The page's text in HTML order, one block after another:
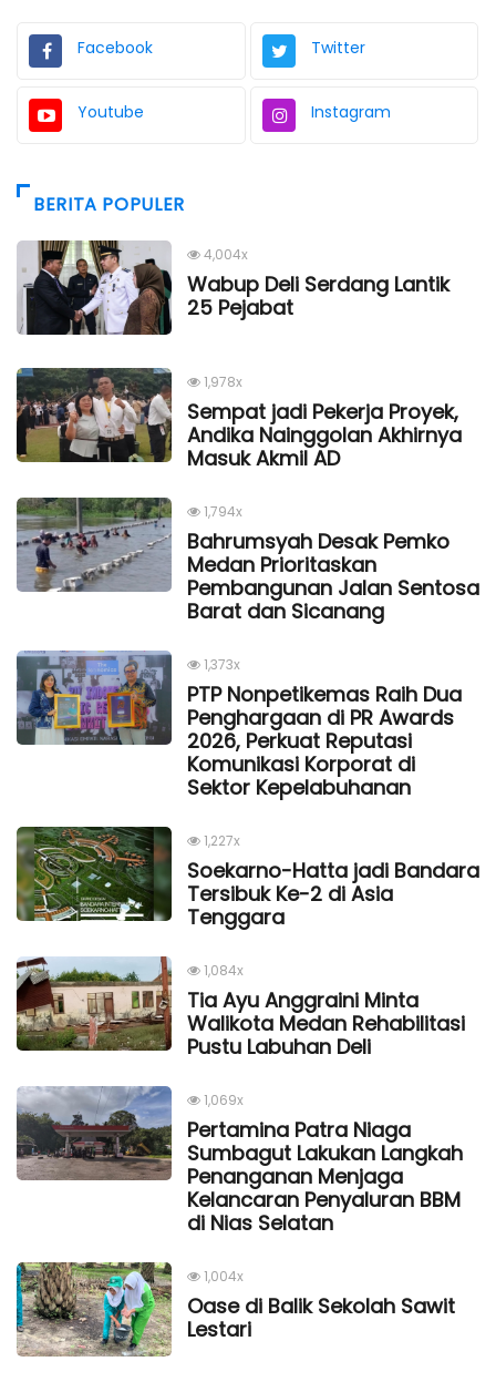
Facebook Twitter
Youtube Instagram
BERITA POPULER
4,004x
Wabup Deli Serdang Lantik
25 Pejabat
1,978x
Sempat jadi Pekerja Proyek,
Andika Nainggolan Akhirnya
Masuk Akmil AD
1,794x
Bahrumsyah Desak Pemko
Medan Prioritaskan
Pembangunan Jalan Sentosa
Barat dan Sicanang
1,373x
PTP Nonpetikemas Raih Dua
Penghargaan di PR Awards
2026, Perkuat Reputasi
Komunikasi Korporat di
Sektor Kepelabuhanan
1,227x
Soekarno-Hatta jadi Bandara
Tersibuk Ke-2 di Asia
Tenggara
1,084x
Tia Ayu Anggraini Minta
Walikota Medan Rehabilitasi
Pustu Labuhan Deli
1,069x
Pertamina Patra Niaga
Sumbagut Lakukan Langkah
Penanganan Menjaga
Kelancaran Penyaluran BBM
di Nias Selatan
1,004x
Oase di Balik Sekolah Sawit
Lestari